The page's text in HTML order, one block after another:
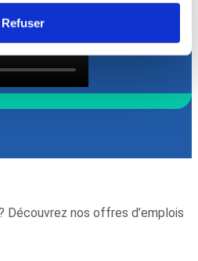
Refuser
Découvrez nos offres d’emplois